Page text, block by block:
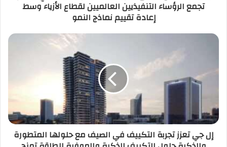
تجمع الرؤساء التنفيذيين العالميين لقطاع الأزياء وسط
إعادة تقييم نماذج النمو
إل جي تعزز تجربة التكييف في الصيف مع حلولها المتطورة